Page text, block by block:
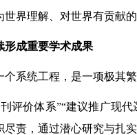
界理解、对世界有贡献
形成重要学术成果
系统工程，是一项极其
评价体系”“建议推广现
责，通过潜心研究与扎